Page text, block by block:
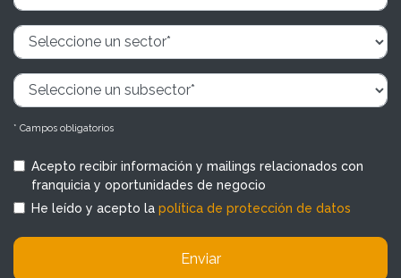
* Campos obligatorios
Acepto recibir información y mailings relacionados con
franquicia y oportunidades de negocio
He leído y acepto la política de protección de datos
Enviar